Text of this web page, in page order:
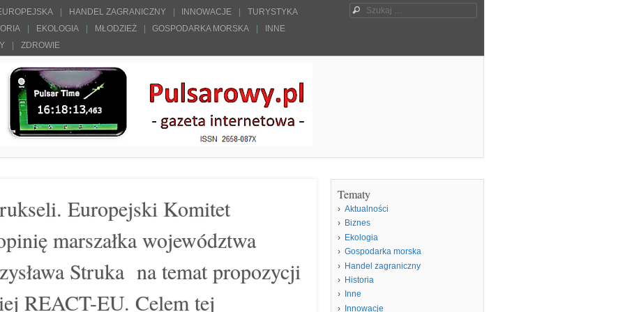
HANDEL ZAGRANICZNY INNOWACJE
TURYSTYKA
EKOLOGIA MŁODZIEŻ GOSPODARKA MORSKA
INNE
ZDROWIE
Szukaj
Europejski Komitet
marszałka województwa
Struka na temat propozycji
REACT-EU. Celem tej
Tematy
Aktualności
Biznes
Ekologia
Gospodarka morska
Handel zagraniczny
Historia
Inne
Innowacje